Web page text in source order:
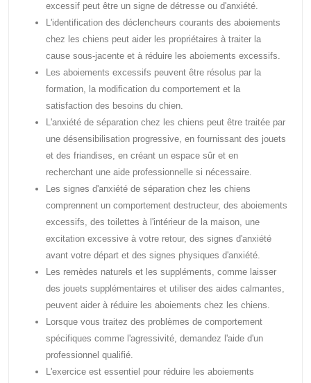
excessif peut être un signe de détresse ou d'anxiété.
L'identification des déclencheurs courants des aboiements
chez les chiens peut aider les propriétaires à traiter la
cause sous-jacente et à réduire les aboiements excessifs.
Les aboiements excessifs peuvent être résolus par la
formation, la modification du comportement et la
satisfaction des besoins du chien.
L'anxiété de séparation chez les chiens peut être traitée par
une désensibilisation progressive, en fournissant des jouets
et des friandises, en créant un espace sûr et en
recherchant une aide professionnelle si nécessaire.
Les signes d'anxiété de séparation chez les chiens
comprennent un comportement destructeur, des aboiements
excessifs, des toilettes à l'intérieur de la maison, une
excitation excessive à votre retour, des signes d'anxiété
avant votre départ et des signes physiques d'anxiété.
Les remèdes naturels et les suppléments, comme laisser
des jouets supplémentaires et utiliser des aides calmantes,
peuvent aider à réduire les aboiements chez les chiens.
Lorsque vous traitez des problèmes de comportement
spécifiques comme l'agressivité, demandez l'aide d'un
professionnel qualifié.
L'exercice est essentiel pour réduire les aboiements